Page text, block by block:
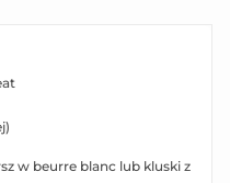
w beurre blanc lub kluski z